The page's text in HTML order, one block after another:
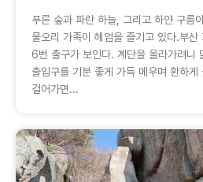
푸른 숲과 파란 하늘, 그리고 하얀 구름
물오리 가족이 헤엄을 즐기고 있다.부산
6번 출구가 보인다. 계단을 올라가려니
출입구를 기분 좋게 가득 메우며 환하
걸어가면...